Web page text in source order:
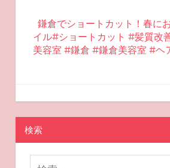
ゲ
ー
ョ
ン
鎌倉でショートカット！春に
イル#ショートカット #髪質改
美容室 #鎌倉 #鎌倉美容室 #ヘ
2025-04-30
miyu
おすすめスキンケア
検索